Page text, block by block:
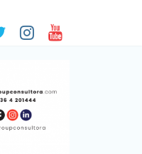
en 2025